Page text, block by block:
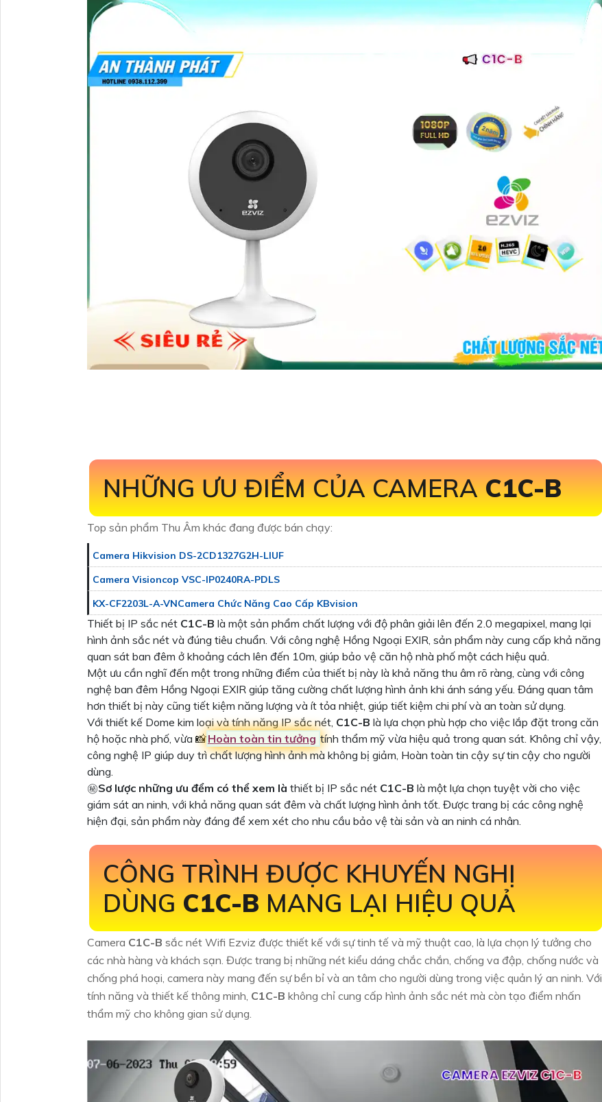
NHỮNG ƯU ĐIỂM CỦA CAMERAC1C-B
Top sản phẩm Thu Âm khác đang được bán chạy:
Camera Hikvision DS-2CD1327G2H-LIUF
Camera Visioncop VSC-IP0240RA-PDLS
KX-CF2203L-A-VNCamera Chức Năng Cao Cấp KBvision
Thiết bị IP sắc nét C1C-B là một sản phẩm chất lượng với độ phân giải lên đến 2.0 megapixel, mang lại
hình ảnh sắc nét và đúng tiêu chuẩn. Với công nghệ Hồng Ngoại EXIR, sản phẩm này cung cấp khả năng
quan sát ban đêm ở khoảng cách lên đến 10m, giúp bảo vệ căn hộ nhà phố một cách hiệu quả.
Một ưu cần nghĩ đến một trong những điểm của thiết bị này là khả năng thu âm rõ ràng, cùng với công
nghệ ban đêm Hồng Ngoại EXIR giúp tăng cường chất lượng hình ảnh khi ánh sáng yếu. Đáng quan tâm
hơn thiết bị này cũng tiết kiệm năng lượng và ít tỏa nhiệt, giúp tiết kiệm chi phí và an toàn sử dụng.
Với thiết kế Dome kim loại và tính năng IP sắc nét, C1C-B là lựa chọn phù hợp cho việc lắp đặt trong căn
hộ hoặc nhà phố, vừa 📸Hoàn toàn tin tưởng tính thẩm mỹ vừa hiệu quả trong quan sát. Không chỉ vậy,
công nghệ IP giúp duy trì chất lượng hình ảnh mà không bị giảm, Hoàn toàn tin cậy sự tin cậy cho người
dùng.
㊙️Sơ lược những ưu đểm có thể xem là thiết bị IP sắc nét C1C-B là một lựa chọn tuyệt vời cho việc
giám sát an ninh, với khả năng quan sát đêm và chất lượng hình ảnh tốt. Được trang bị các công nghệ
hiện đại, sản phẩm này đáng để xem xét cho nhu cầu bảo vệ tài sản và an ninh cá nhân.
CÔNG TRÌNH ĐƯỢC KHUYẾN NGHỊ
DÙNGC1C-BMANG LẠI HIỆU QUẢ
Camera C1C-B sắc nét Wifi Ezviz được thiết kế với sự tinh tế và mỹ thuật cao, là lựa chọn lý tưởng cho
các nhà hàng và khách sạn. Được trang bị những nét kiểu dáng chắc chắn, chống va đập, chống nước và
chống phá hoại, camera này mang đến sự bền bỉ và an tâm cho người dùng trong việc quản lý an ninh. Với
tính năng và thiết kế thông minh, C1C-B không chỉ cung cấp hình ảnh sắc nét mà còn tạo điểm nhấn
thẩm mỹ cho không gian sử dụng.